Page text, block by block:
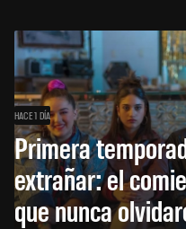
HACE 1 DÍA
Primera
extrañar: el
que nunca